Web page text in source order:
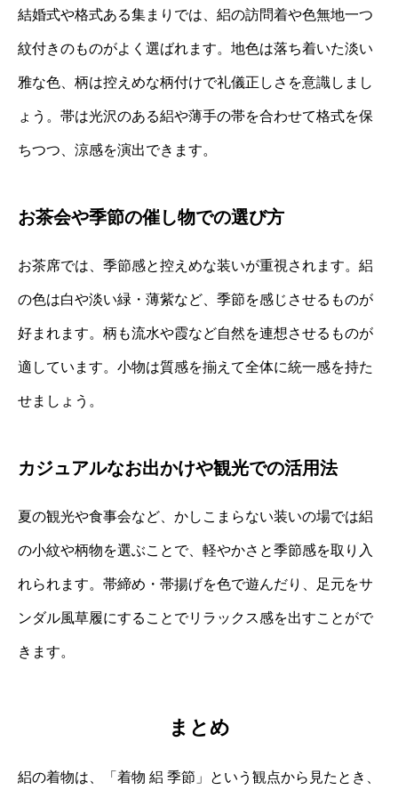
結婚式や格式ある集まりでは、絽の訪問着や色無地一つ
紋付きのものがよく選ばれます。地色は落ち着いた淡い
雅な色、柄は控えめな柄付けで礼儀正しさを意識しまし
ょう。帯は光沢のある絽や薄手の帯を合わせて格式を保
ちつつ、涼感を演出できます。
お茶会や季節の催し物での選び方
お茶席では、季節感と控えめな装いが重視されます。絽
の色は白や淡い緑・薄紫など、季節を感じさせるものが
好まれます。柄も流水や霞など自然を連想させるものが
適しています。小物は質感を揃えて全体に統一感を持た
せましょう。
カジュアルなお出かけや観光での活用法
夏の観光や食事会など、かしこまらない装いの場では絽
の小紋や柄物を選ぶことで、軽やかさと季節感を取り入
れられます。帯締め・帯揚げを色で遊んだり、足元をサ
ンダル風草履にすることでリラックス感を出すことがで
きます。
まとめ
絽の着物は、「着物 絽 季節」という観点から見たとき、